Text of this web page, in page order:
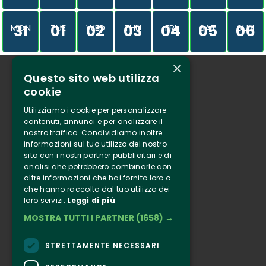
MON
31 TUE
01 WED
02 THU
03 FRI
04 SAT
05 SUN
06
Who we are
Tenuta Selvaggia
Contacts
Online ticketing
Clappit
Information
Follow Us
Facebook
×
Questo sito web utilizza
cookie
Utilizziamo i cookie per personalizzare
contenuti, annunci e per analizzare il
nostro traffico. Condividiamo inoltre
informazioni sul tuo utilizzo del nostro
sito con i nostri partner pubblicitari e di
analisi che potrebbero combinarle con
altre informazioni che hai fornito loro o
che hanno raccolto dal tuo utilizzo dei
loro servizi. Leggi di più
MOSTRA TUTTI I PARTNER (1658) →
STRETTAMENTE NECESSARI